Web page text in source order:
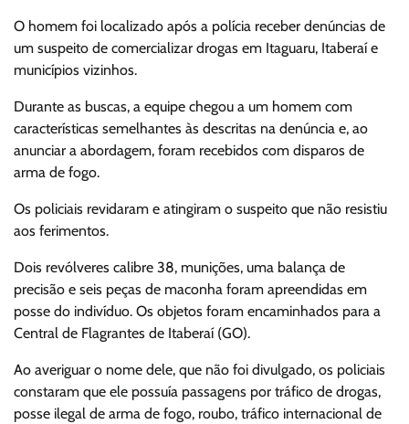
O homem foi localizado após a polícia receber denúncias de
um suspeito de comercializar drogas em Itaguaru, Itaberaí e
municípios vizinhos.
Durante as buscas, a equipe chegou a um homem com
características semelhantes às descritas na denúncia e, ao
anunciar a abordagem, foram recebidos com disparos de
arma de fogo.
Os policiais revidaram e atingiram o suspeito que não resistiu
aos ferimentos.
Dois revólveres calibre 38, munições, uma balança de
precisão e seis peças de maconha foram apreendidas em
posse do indivíduo. Os objetos foram encaminhados para a
Central de Flagrantes de Itaberaí (GO).
Ao averiguar o nome dele, que não foi divulgado, os policiais
constaram que ele possuía passagens por tráfico de drogas,
posse ilegal de arma de fogo, roubo, tráfico internacional de